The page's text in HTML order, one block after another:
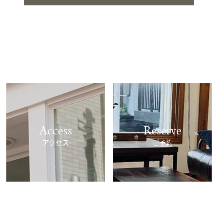
Access
アクセス
Reserve
ご予約